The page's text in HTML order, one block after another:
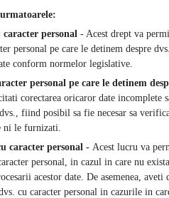
caracter personal - Acest drept va
personal pe care le detinem despre
conform normelor legislative.
personal pe care le detinem
corectarea oricaror date incomplete
fiind posibil sa fie necesar sa
ni le furnizati.
caracter personal - Acest lucru va
personal, in cazul in care nu
acestor date. De asemenea, aveti
cu caracter personal in cazurile in